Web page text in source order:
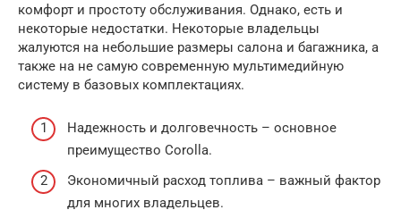
комфорт и простоту обслуживания. Однако, есть и
некоторые недостатки. Некоторые владельцы
жалуются на небольшие размеры салона и багажника, а
также на не самую современную мультимедийную
систему в базовых комплектациях.
Надежность и долговечность – основное
преимущество Corolla.
Экономичный расход топлива – важный фактор
для многих владельцев.